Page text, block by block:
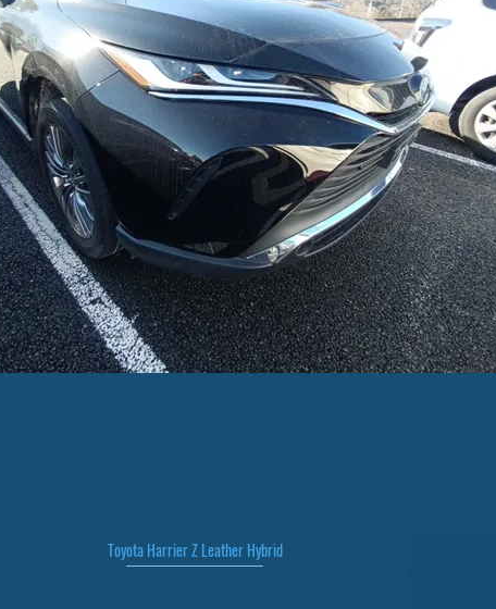
Быстрый просмотр
Toyota Harrier Z Leather Hybrid